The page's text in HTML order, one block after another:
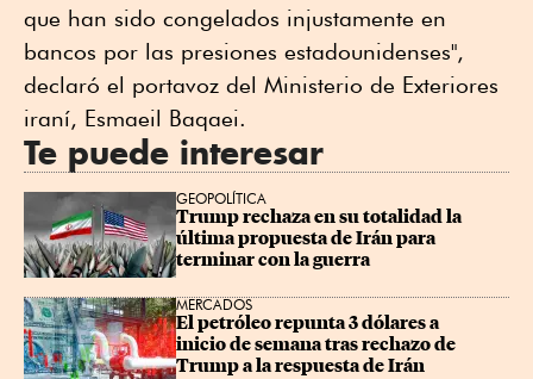
que han sido congelados injustamente en
bancos por las presiones estadounidenses",
declaró el portavoz del Ministerio de Exteriores
iraní, Esmaeil Baqaei.
Te puede interesar
GEOPOLÍTICA
Trump rechaza en su totalidad la
última propuesta de Irán para
terminar con la guerra
MERCADOS
El petróleo repunta 3 dólares a
inicio de semana tras rechazo de
Trump a la respuesta de Irán